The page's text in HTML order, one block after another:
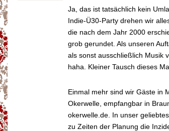
Ja, das ist tatsächlich kein
Indie-Ü30-Party drehen wir
die nach dem Jahr 2000
grob gerundet. Als unseren
als sonst ausschließlich Musik
haha. Kleiner Tausch dieses
Einmal mehr sind wir Gäste in
Okerwelle, empfangbar in
okerwelle.de. In unser
zu Zeiten der Planung die